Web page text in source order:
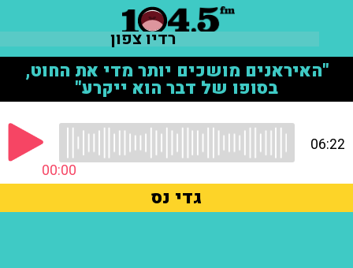
רדיו צפון
"האיראנים מושכים יותר מדי את החוט,
בסופו של דבר הוא ייקרע"
00:00
06:22
גדי נס